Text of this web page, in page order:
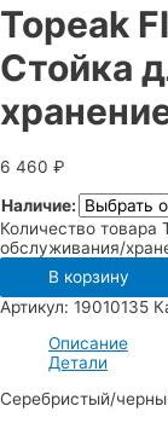
Topeak
Стойка
6 460 ₽
Наличие:
Количество товара
обслуживания/
В корзину
Артикул: 19010135
Описание
Детали
Cеребристый/